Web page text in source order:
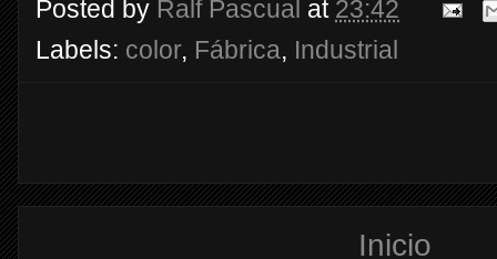
Posted by Ralf Pascual at 23:42
Labels: color, Fábrica, Industrial
Inicio